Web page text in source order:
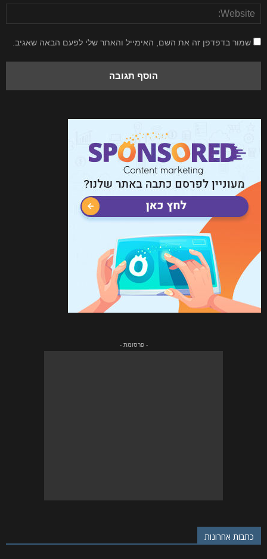
שמור בדפדפן זה את השם, האימייל והאתר שלי לפעם הבאה שאגיב.
- פרסומת -
כתבות אחרונות